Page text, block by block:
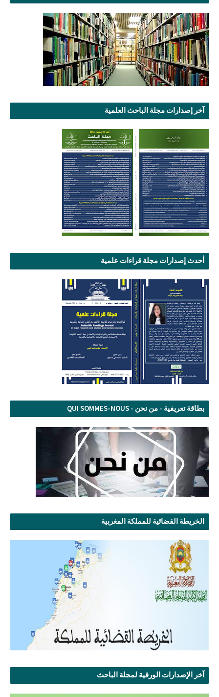
آخر إصدارات مجلة الباحث العلمية
أحدث إصدارات مجلة قراءات علمية
بطاقة تعريفية - من نحن - QUI SOMMES-NOUS
الخريطة القضائية للمملكة المغربية
آخر الإصدارات الورقية لمجلة الباحث